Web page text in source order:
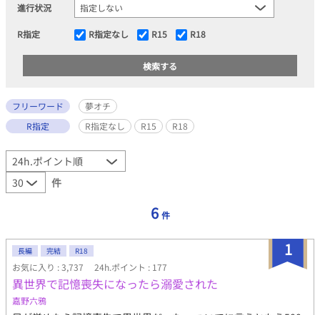
進行状況
R指定 R指定なし R15 R18
フリーワード
夢オチ
R指定
R指定なし R15 R18
件
6 件
1
長編 完結 R18
お気に入り : 3,737 24h.ポイント : 177
異世界で記憶喪失になったら溺愛された
嘉野六鴉